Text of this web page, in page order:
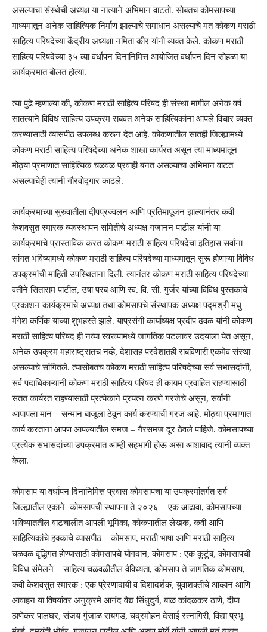
असल्याचा संस्थेची अध्यक्ष या नात्याने अभिमान वाटतो. सोबतच कोमसापच्या
माध्यमातून अनेक साहित्यिक निर्माण झाल्याचे समाधान असल्याचे मत कोकण मराठी
साहित्य परिषदेच्या केंद्रीय अध्यक्षा नमिता कीर यांनी व्यक्त केले. कोकण मराठी
साहित्य परिषदेच्या ३५ व्या वर्धापन दिनानिमित्त आयोजित वर्धापन दिन सोहळा या
कार्यक्रमात बोलत होत्या.
त्या पुढे म्हणाल्या की, कोकण मराठी साहित्य परिषद ही संस्था मागील अनेक वर्ष
सातत्याने विविध साहित्य उपक्रम राबवत अनेक साहित्यिकांना आपले विचार व्यक्त
करण्यासाठी व्यासपीठ उपलब्ध करून देत आहे. कोकणातील सातही जिल्ह्यामध्ये
कोकण मराठी साहित्य परिषदेच्या अनेक शाखा कार्यरत असून त्या माध्यमातून
मोठ्या प्रमाणात साहित्यिक चळवळ प्रवाही बनत असल्याचा अभिमान वाटत
असल्याचेही त्यांनी गौरवोद्गार काढले.
कार्यक्रमाच्या सुरुवातीला दीपप्रज्वलन आणि प्रतिमापूजन झाल्यानंतर कवी
केशवसुत स्मारक व्यवस्थापन समितीचे अध्यक्ष गजानन पाटील यांनी या
कार्यक्रमाचे प्रास्ताविक करत कोकण मराठी साहित्य परिषदेचा इतिहास सर्वांना
सांगत भविष्यामध्ये कोकण मराठी साहित्य परिषदेच्या माध्यमातून सुरू होणाऱ्या विविध
उपक्रमांची माहिती उपस्थिताना दिली. त्यानंतर कोकण मराठी साहित्य परिषदेच्या
वतीने सिताराम पाटील, उषा परब आणि स्व. वि. सी. गुर्जर यांच्या विविध पुस्तकांचे
प्रकाशन कार्यक्रमाचे अध्यक्ष तथा कोमसापचे संस्थापक अध्यक्ष पद्मश्री मधु
मंगेश कर्णिक यांच्या शुभहस्ते झाले. याप्रसंगी कार्याध्यक्ष प्रदीप ढवळ यांनी कोकण
मराठी साहित्य परिषद ही नव्या स्वरूपामध्ये जागतिक पटलावर उदयाला येत असून,
अनेक उपक्रम महाराष्ट्रातच नव्हे, देशासह परदेशातही राबविणारी एकमेव संस्था
असल्याचे सांगितले. त्यासोबतच कोकण मराठी साहित्य परिषदेच्या सर्व सभासदांनी,
सर्व पदाधिकाऱ्यांनी कोकण मराठी साहित्य परिषद ही कायम प्रवाहित राहण्यासाठी
सतत कार्यरत राहण्यासाठी प्रत्येकाने प्रयत्न करणे गरजेचे असून, सर्वांनी
आपापला मान – सन्मान बाजूला ठेवून कार्य करण्याची गरज आहे. मोठ्या प्रमाणात
कार्य करताना आपण आपल्यातील समज – गैरसमज दूर ठेवले पाहिजे. कोमसापच्या
प्रत्येक सभासदांच्या उपक्रमात आम्ही सहभागी होऊ असा आशावाद त्यांनी व्यक्त
केला.
कोमसाप या वर्धापन दिनानिमित्त प्रवास कोमसापचा या उपक्रमांतर्गत सर्व
जिल्ह्यातील एकाने कोमसापची स्थापना ते २०२६ – एक आढावा, कोमसापच्या
भविष्याततील वाटचालीत आपली भूमिका, कोकणातील लेखक, कवी आणि
साहित्यिकांचे हक्काचे व्यासपीठ – कोमसाप, मराठी भाषा आणि मराठी साहित्य
चळवळ वृंद्धिगत होण्यासाठी कोमसापचे योगदान, कोमसाप : एक कुटुंब, कोमसापची
विविध संमेलने – साहित्य चळवळीतील वैविध्यता, कोमसाप ते जागतिक कोमसाप,
कवी केशवसुत स्मारक : एक प्रेरणादायी व दिशादर्शक, युवाशक्तीचे आव्हान आणि
आवाहन या विषयांवर अनुक्रमे आनंद वैद्य सिंधुदुर्ग, बाळ कांदळकर ठाणे, दीपा
ठाणेकर पालघर, संजय गुंजाळ रायगड, चंद्रमोहन देसाई रत्नागिरी, विद्या प्रभू